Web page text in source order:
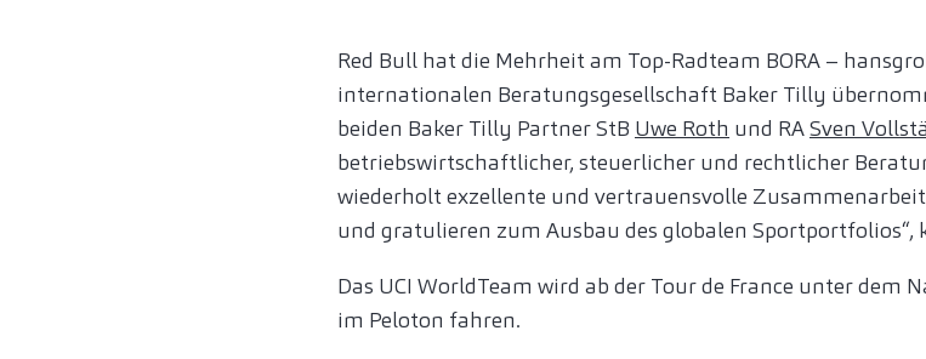
Red Bull hat die Mehrheit am Top-Radteam BORA –
internationalen Beratungsgesellschaft Baker Tilly
beiden Baker Tilly Partner StB Uwe Roth und RASven
betriebswirtschaftlicher, steuerlicher und rechtlicher
wiederholt exzellente und vertrauensvolle
und gratulieren zum Ausbau des globalen
Das UCI WorldTeam wird ab der Tour de France unter dem
im Peloton fahren.